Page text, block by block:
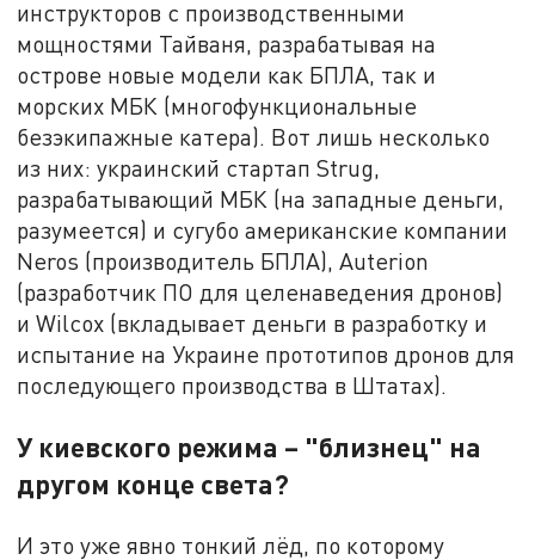
инструкторов с производственными
мощностями Тайваня, разрабатывая на
острове новые модели как БПЛА, так и
морских МБК (многофункциональные
безэкипажные катера). Вот лишь несколько
из них: украинский стартап Strug,
разрабатывающий МБК (на западные деньги,
разумеется) и сугубо американские компании
Neros (производитель БПЛА), Auterion
(разработчик ПО для целенаведения дронов)
и Wilcox (вкладывает деньги в разработку и
испытание на Украине прототипов дронов для
последующего производства в Штатах).
У киевского режима – "близнец" на
другом конце света?
И это уже явно тонкий лёд, по которому